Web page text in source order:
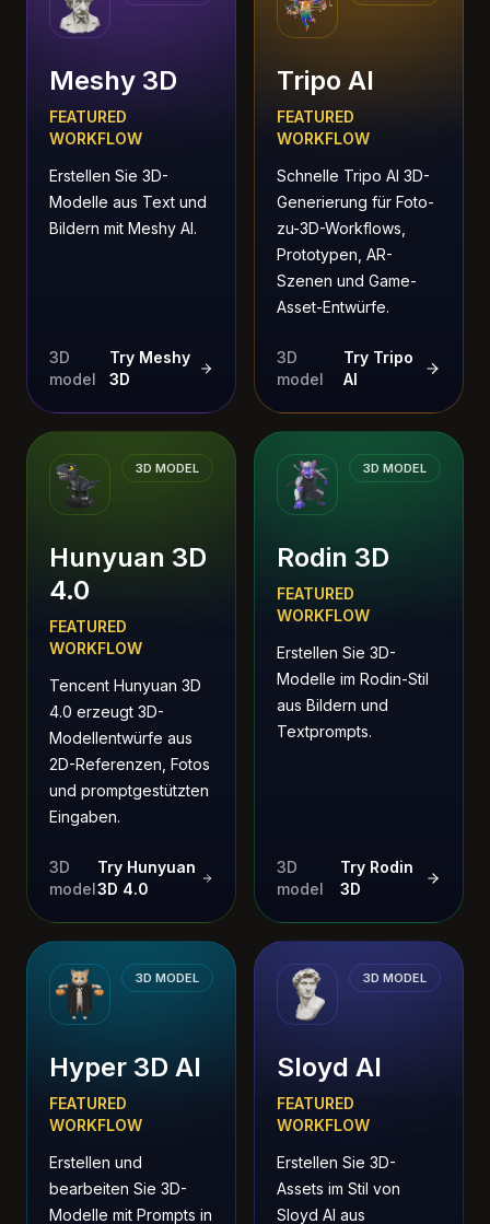
Meshy 3D
FEATURED
WORKFLOW
Erstellen Sie 3D-
Modelle aus Text und
Bildern mit Meshy AI.
3D
model
Try Meshy
3D
Tripo AI
FEATURED
WORKFLOW
Schnelle Tripo AI 3D-
Generierung für Foto-
zu-3D-Workflows,
Prototypen, AR-
Szenen und Game-
Asset-Entwürfe.
3D
model
Try Tripo
AI
3D MODEL
Hunyuan 3D
4.0
FEATURED
WORKFLOW
Tencent Hunyuan 3D
4.0 erzeugt 3D-
Modellentwürfe aus
2D-Referenzen, Fotos
und promptgestützten
Eingaben.
3D
model
Try Hunyuan
3D 4.0
3D MODEL
Rodin 3D
FEATURED
WORKFLOW
Erstellen Sie 3D-
Modelle im Rodin-Stil
aus Bildern und
Textprompts.
3D
model
Try Rodin
3D
3D MODEL
Hyper 3D AI
FEATURED
WORKFLOW
Erstellen und
bearbeiten Sie 3D-
Modelle mit Prompts in
3D MODEL
Sloyd AI
FEATURED
WORKFLOW
Erstellen Sie 3D-
Assets im Stil von
Sloyd AI aus